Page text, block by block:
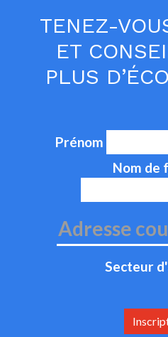
TENEZ-
ET
PLUS
Prénom
Nom de
Secteur